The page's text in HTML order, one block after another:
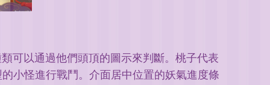
可以通過他們頭頂的圖示來判斷。桃子代表
小怪進行戰鬥。介面居中位置的妖氣進度條